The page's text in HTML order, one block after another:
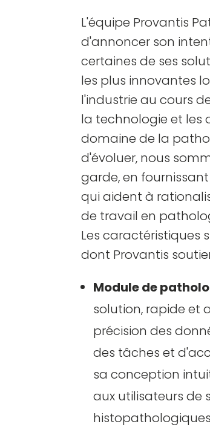
L'équipe Provantis
d'annoncer son
certaines de ses
les plus innovantes
l'industrie au cours
la technologie et les
domaine de la
d'évoluer, nous
garde, en
qui aident à
de travail en
Les caractéristiques
dont Provantis
Module de
solution, rapide et
précision des
des tâches et
sa conception
aux utilisateurs de